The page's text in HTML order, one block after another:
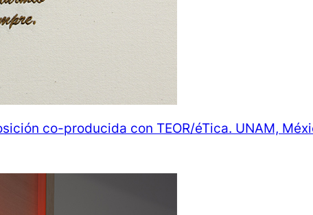
co-producida con TEOR/éTica. UNAM,